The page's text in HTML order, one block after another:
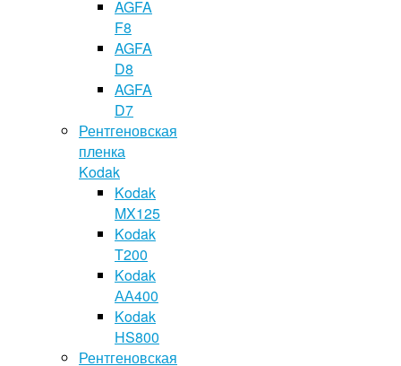
AGFA
F8
AGFA
D8
AGFA
D7
Рентгеновская
пленка
Kodak
Kodak
MX125
Kodak
T200
Kodak
АА400
Kodak
HS800
Рентгеновская